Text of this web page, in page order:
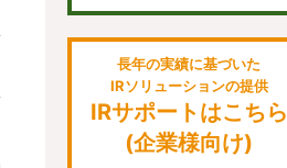
長年の実績に基づいた
IRソリューションの提供
IRサポートはこちら
(企業様向け)